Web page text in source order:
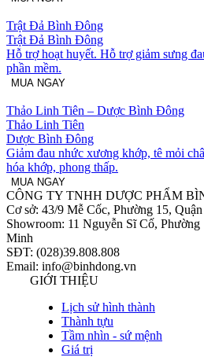
Trật Đả Bình Đông
Trật Đả Bình Đông
Hỗ trợ hoạt huyết. Hỗ trợ giảm sưng
phần mềm.
MUA NGAY
Thảo Linh Tiên – Dược Bình Đông
Thảo Linh Tiên
Dược Bình Đông
Giảm đau nhức xương khớp, tê mỏi
hóa khớp, phong thấp.
MUA NGAY
CÔNG TY TNHH DƯỢC PHẨM
Cơ sở: 43/9 Mễ Cốc, Phường 15,
Showroom: 11 Nguyễn Sĩ Cố,
Minh
SĐT: (028)39.808.808
Email: info@binhdong.vn
GIỚI THIỆU
Lịch sử hình thành
Thành tựu
Tầm nhìn - sứ mệnh
Giá trị